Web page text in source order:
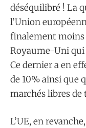
déséquilibré ! La
l’Union
finalement moins
Royaume-Uni
Ce dernier a en
de 10% ainsi que
marchés libres de
L’UE, en